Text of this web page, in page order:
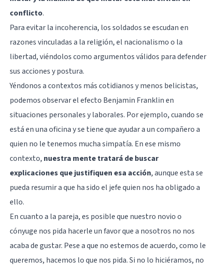
conflicto.
Para evitar la incoherencia, los soldados se escudan en
razones vinculadas a la religión, el nacionalismo o la
libertad, viéndolos como argumentos válidos para defender
sus acciones y postura.
Yéndonos a contextos más cotidianos y menos belicistas,
podemos observar el efecto Benjamin Franklin en
situaciones personales y laborales. Por ejemplo, cuando se
está en una oficina y se tiene que ayudar a un compañero a
quien no le tenemos mucha simpatía. En ese mismo
contexto, nuestra mente tratará de buscar
explicaciones que justifiquen esa acción, aunque esta se
pueda resumir a que ha sido el jefe quien nos ha obligado a
ello.
En cuanto a la pareja, es posible que nuestro novio o
cónyuge nos pida hacerle un favor que a nosotros no nos
acaba de gustar. Pese a que no estemos de acuerdo, como le
queremos, hacemos lo que nos pida. Si no lo hiciéramos, no